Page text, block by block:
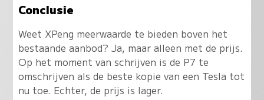
Conclusie
Weet XPeng meerwaarde te bieden boven het
bestaande aanbod? Ja, maar alleen met de prijs.
Op het moment van schrijven is de P7 te
omschrijven als de beste kopie van een Tesla tot
nu toe. Echter, de prijs is lager.